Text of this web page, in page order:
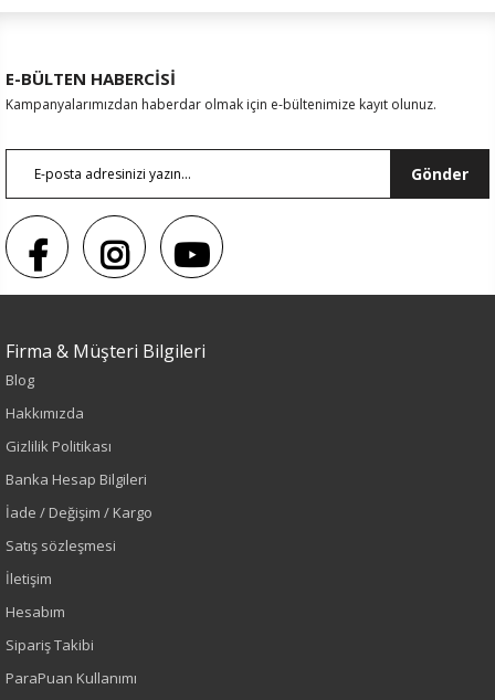
Renk
Sezon
Sonbahar-Kış
E-BÜLTEN HABERCİSİ
Kampanyalarımızdan haberdar olmak için e-bültenimize kayıt olunuz.
Gönder
Firma & Müşteri Bilgileri
Blog
Hakkımızda
Gizlilik Politikası
Banka Hesap Bilgileri
İade / Değişim / Kargo
Satış sözleşmesi
İletişim
Hesabım
Sipariş Takibi
ParaPuan Kullanımı